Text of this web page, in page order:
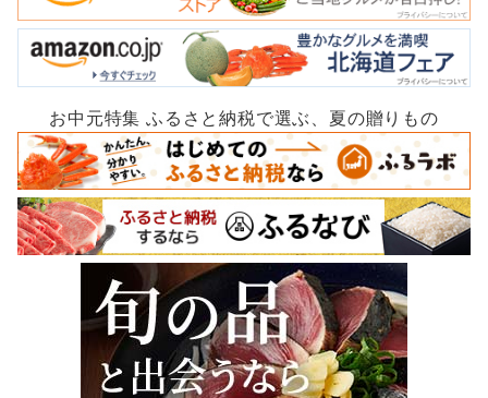
お中元特集 ふるさと納税で選ぶ、夏の贈りもの